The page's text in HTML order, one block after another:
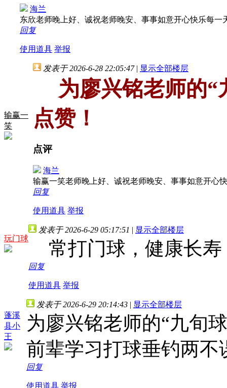
海兰
东欣老师晚上好、诚祝老师晚安、事事如意开心快乐每
回复
使用道具 举报
输赢一
笑
发表于 2026-6-28 22:05:47 | 显示全部楼层
为廖兴铭老师的
点赞！
点评
海兰
输赢一笑老师晚上好、诚祝老师晚安、事事如意开心
回复
使用道具 举报
玩门球
发表于 2026-6-29 05:17:51 | 显示全部楼层
常打门球，健康长
回复
使用道具 举报
蓬溪
县小
王
发表于 2026-6-29 20:14:43 | 显示全部楼层
为廖兴铭老师的“九旬
前辈学习打球垂钓两
回复
使用道具 举报